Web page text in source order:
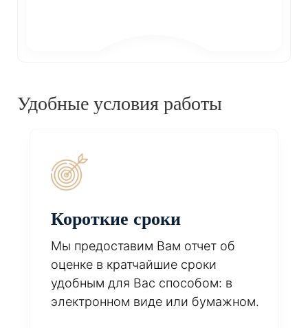
Удобные условия работы
Короткие сроки
Мы предоставим Вам отчет об
оценке в кратчайшие сроки
удобным для Вас способом: в
электронном виде или бумажном.